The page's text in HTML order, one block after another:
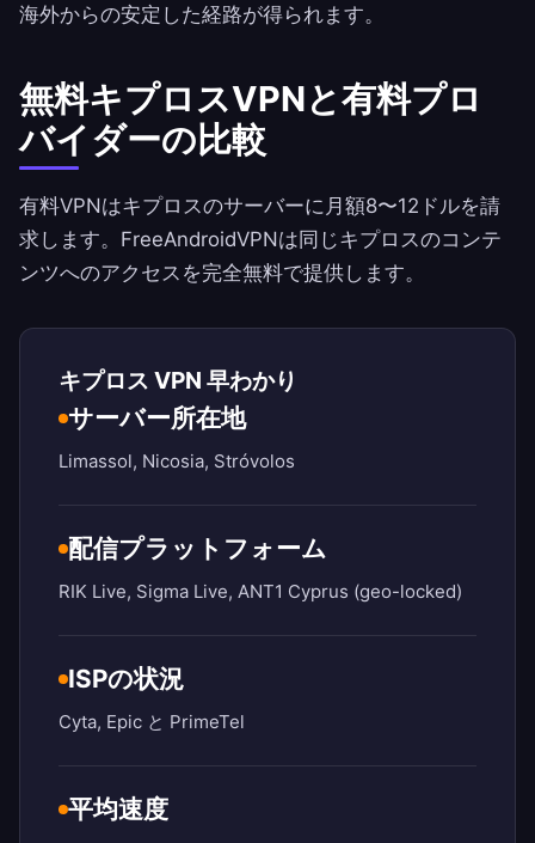
海外からの安定した経路が得られます。
無料キプロスVPNと有料プロ
バイダーの比較
有料VPNはキプロスのサーバーに月額8〜12ドルを請
求します。 FreeAndroidVPNは同じキプロスのコンテ
ンツへのアクセスを完全無料で提供します。
キプロス VPN 早わかり
サーバー所在地
Limassol, Nicosia, Stróvolos
配信プラットフォーム
RIK Live, Sigma Live, ANT1 Cyprus (geo-locked)
ISPの状況
Cyta, Epic と PrimeTel
平均速度